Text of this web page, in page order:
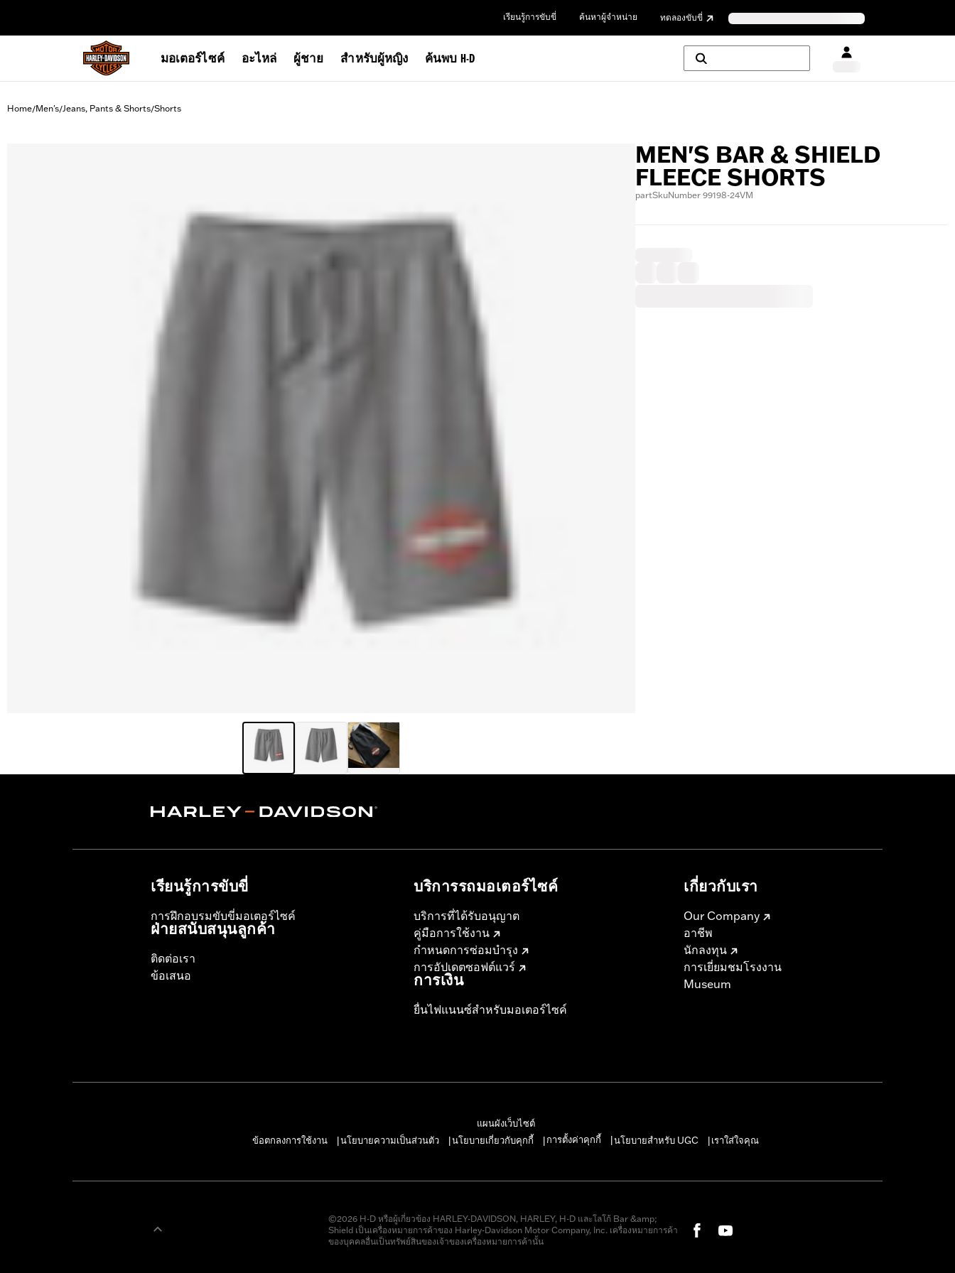
เรียนรู้การขับขี่ ค้นหาผู้จำหน่าย ทดลองขับขี่
มอเตอร์ไซค์ อะไหล่ ผู้ชาย สำหรับผู้หญิง ค้นพบ H-D
Home/Men's/Jeans, Pants & Shorts/Shorts
MEN'S BAR & SHIELD
FLEECE SHORTS
partSkuNumber 99198-24VM
เรียนรู้การขับขี่
การฝึกอบรมขับขี่มอเตอร์ไซค์
ฝ่ายสนับสนุนลูกค้า
ติดต่อเรา
ข้อเสนอ
บริการรถมอเตอร์ไซค์​
บริการที่ได้รับอนุญาต
คู่มือการใช้งาน
กำหนดการซ่อมบำรุง
การอัปเดตซอฟต์แวร์
การเงิน
ยื่นไฟแนนซ์สำหรับมอเตอร์ไซค์
เกี่ยวกับเรา
Our Company
อาชีพ
นักลงทุน
การเยี่ยมชมโรงงาน
Museum
แผนผังเว็บไซต์
ข้อตกลงการใช้งาน
นโยบายความเป็นส่วนตัว นโยบายเกี่ยวกับคุกกี้ การตั้งค่าคุกกี้ นโยบายสำหรับ UGC เราใส่ใจคุณ
©2026 H-D หรือผู้เกี่ยวข้อง HARLEY-DAVIDSON, HARLEY, H-D และโลโก้ Bar &amp;
Shield เป็นเครื่องหมายการค้าของ Harley-Davidson Motor Company, Inc. เครื่องหมายการค้า
ของบุคคลอื่นเป็นทรัพย์สินของเจ้าของเครื่องหมายการค้านั้น